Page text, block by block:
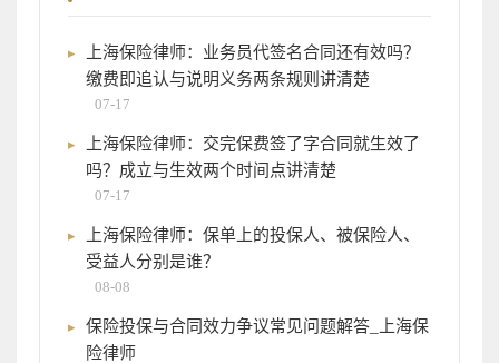
上海保险律师：业务员代签名合同还有效吗？
缴费即追认与说明义务两条规则讲清楚
07-17
上海保险律师：交完保费签了字合同就生效了
吗？成立与生效两个时间点讲清楚
07-17
上海保险律师：保单上的投保人、被保险人、
受益人分别是谁？
08-08
保险投保与合同效力争议常见问题解答_上海保
险律师